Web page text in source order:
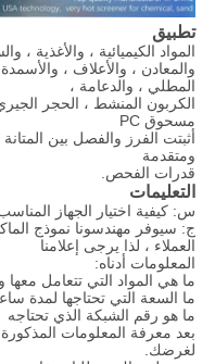
تطبيق
المواد الكيميائية ، والأغذية
والمعادن ، والأعلاف ،
المطلي ، والدعامة ،
الكربون المنشط ، الحجر
مسحوق PC
أثبتت الفرز والفصل بين
ومتقدمة
قدرات الفحص.
التعليمات
س: كيفية اختيار الجهاز
ج: سيوفر مهندسونا نموذج
العملاء ، لذا يرجى إعلامنا
المعلومات أدناه:
ما هي المواد التي تتعامل معها
ما السعة التي تحتاجها لمدة
ما هو رقم الشبكة الذي تحتاجه
بعد معرفة المعلومات
لغرضك.